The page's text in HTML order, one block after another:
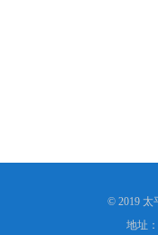
© 2019 太
地址